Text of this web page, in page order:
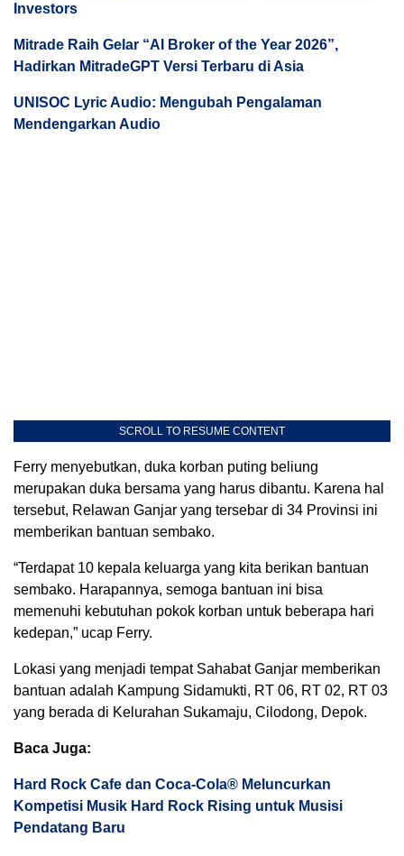
Investors
Mitrade Raih Gelar “AI Broker of the Year 2026”,
Hadirkan MitradeGPT Versi Terbaru di Asia
UNISOC Lyric Audio: Mengubah Pengalaman
Mendengarkan Audio
SCROLL TO RESUME CONTENT
Ferry menyebutkan, duka korban puting beliung
merupakan duka bersama yang harus dibantu. Karena hal
tersebut, Relawan Ganjar yang tersebar di 34 Provinsi ini
memberikan bantuan sembako.
“Terdapat 10 kepala keluarga yang kita berikan bantuan
sembako. Harapannya, semoga bantuan ini bisa
memenuhi kebutuhan pokok korban untuk beberapa hari
kedepan,” ucap Ferry.
Lokasi yang menjadi tempat Sahabat Ganjar memberikan
bantuan adalah Kampung Sidamukti, RT 06, RT 02, RT 03
yang berada di Kelurahan Sukamaju, Cilodong, Depok.
Baca Juga:
Hard Rock Cafe dan Coca-Cola® Meluncurkan
Kompetisi Musik Hard Rock Rising untuk Musisi
Pendatang Baru